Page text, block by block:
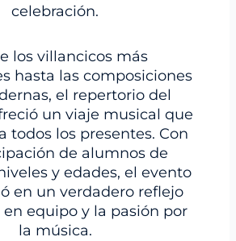
celebración.
los villancicos más
hasta las composiciones
el repertorio del
un viaje musical que
todos los presentes. Con
de alumnos de
y edades, el evento
en un verdadero reflejo
equipo y la pasión por
la música.